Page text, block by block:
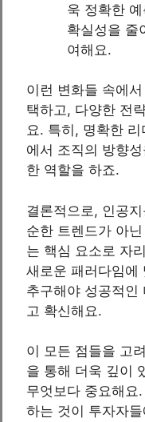
욱 정확한
확실성을 줄
여해요.
이런 변화들 속에
택하고, 다양한 전
요. 특히, 명확한
에서 조직의 방향
한 역할을 하죠.
결론적으로, 인공
순한 트렌드가 아
는 핵심 요소로 자
새로운 패러다임에
추구해야 성공적인
고 확신해요.
이 모든 점들을 고
을 통해 더욱 깊이
무엇보다 중요해요
하는 것이 투자자